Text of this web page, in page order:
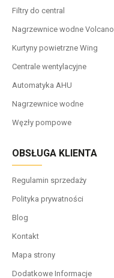
Filtry do central
Nagrzewnice wodne Volcano
Kurtyny powietrzne Wing
Centrale wentylacyjne
Automatyka AHU
Nagrzewnice wodne
Węzły pompowe
OBSŁUGA KLIENTA
Regulamin sprzedaży
Polityka prywatności
Blog
Kontakt
Mapa strony
Dodatkowe Informacje